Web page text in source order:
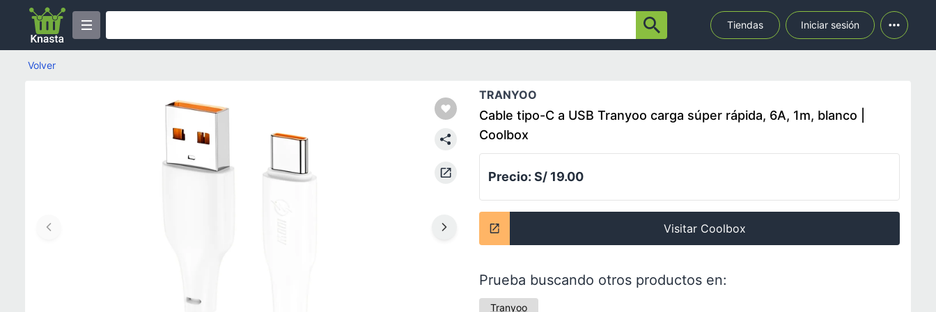
Tiendas Iniciar sesión
Volver
TRANYOO
Cable tipo-C a USB Tranyoo carga súper rápida, 6A, 1m, blanco |
Coolbox
Precio: S/ 19.00
Visitar Coolbox
Prueba buscando otros productos en:
Tranyoo